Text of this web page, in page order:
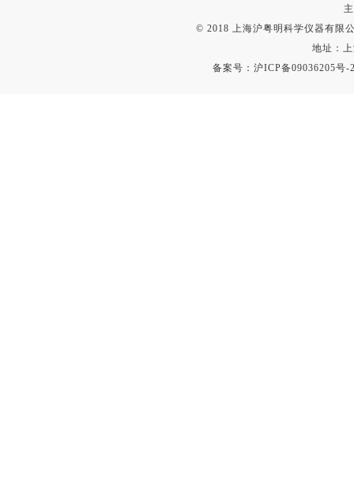
© 2018 上海沪粤明科学仪器有限
地址：
备案号：沪ICP备09036205号-